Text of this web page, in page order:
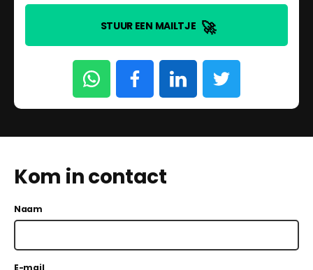
STUUR EEN MAILTJE 🚀
Kom in contact
Naam
E-mail